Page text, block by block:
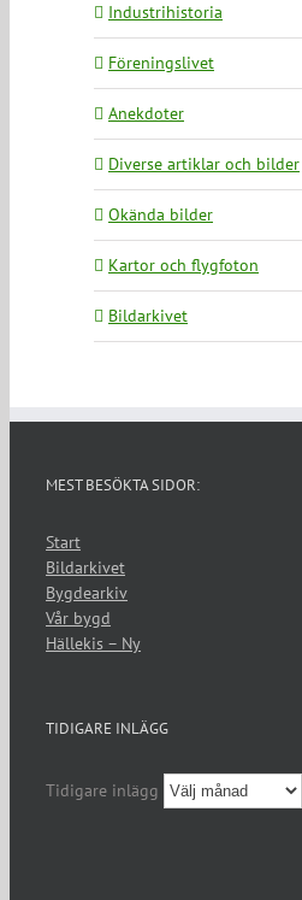
Industrihistoria
Föreningslivet
Anekdoter
Diverse artiklar och bilder
Okända bilder
Kartor och flygfoton
Bildarkivet
MEST BESÖKTA SIDOR:
Start
Bildarkivet
Bygdearkiv
Vår bygd
Hällekis – Ny
TIDIGARE INLÄGG
Tidigare inlägg